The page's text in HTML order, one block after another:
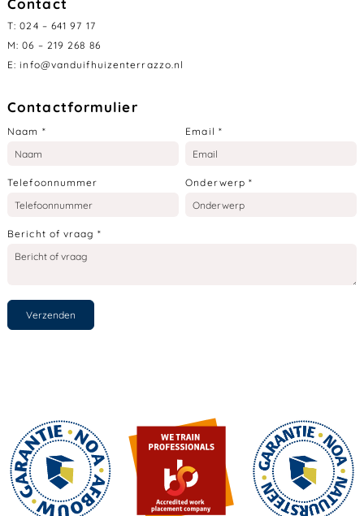
Contact
T:024 – 641 97 17
M:06 – 219 268 86
E:info@vanduifhuizenterrazzo.nl
Contactformulier
Naam * Email *
Telefoonnummer Onderwerp*
Bericht of vraag *
Verzenden